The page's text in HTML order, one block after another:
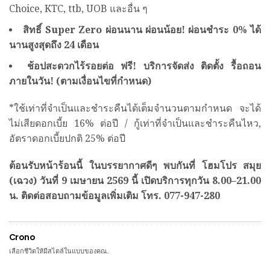
Choice, KTC, ttb, UOB และอื่น ๆ
สิทธิ์ Super Zero ผ่อนนาน ผ่อนน้อย! ผ่อนชำระ 0% ได้
นานสูงสุดถึง 24 เดือน
ช้อปสะดวกไร้รอยต่อ ฟรี! บริการจัดส่ง ติดตั้ง รื้อถอน
ภายในวัน! (ตามเงื่อนไขที่กำหนด)
*ใช้เท่าที่จำเป็นและชำระคืนได้เต็มจำนวนตามกำหนด จะได้
ไม่เสียดอกเบี้ย 16% ต่อปี / กู้เท่าที่จำเป็นและชำระคืนไหว,
อัตราดอกเบี้ยปกติ 25% ต่อปี
ต้อนรับหน้าร้อนนี้ ในบรรยากาศดีๆ พบกันที่ โฮมโปร สมุย
(เฉวง) วันที่ 9 เมษายน 2569 นี้ เปิดบริการทุกวัน 8.00–21.00
น. ติดต่อสอบถามข้อมูลเพิ่มเติม โทร. 077-947-280
Crono
เลือกชีวิตให้มีสไตล์ในแบบของคุณ..